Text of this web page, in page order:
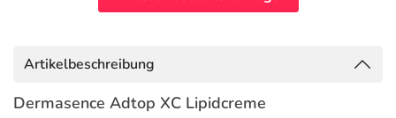
Artikelbeschreibung
Dermasence Adtop XC Lipidcreme